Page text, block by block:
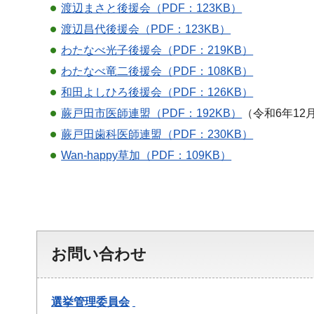
渡辺まさと後援会（PDF：123KB）
渡辺昌代後援会（PDF：123KB）
わたなべ光子後援会（PDF：219KB）
わたなべ竜二後援会（PDF：108KB）
和田よしひろ後援会（PDF：126KB）
蕨戸田市医師連盟（PDF：192KB）
（令和6年12
蕨戸田歯科医師連盟（PDF：230KB）
Wan-happy草加（PDF：109KB）
お問い合わせ
選挙管理委員会